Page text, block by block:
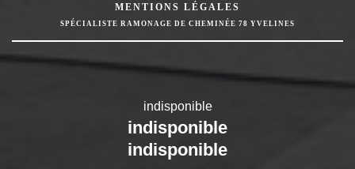
MENTIONS LÉGALES
SPÉCIALISTE RAMONAGE DE CHEMINÉE 78 YVELINES
indisponible
indisponible
indisponible